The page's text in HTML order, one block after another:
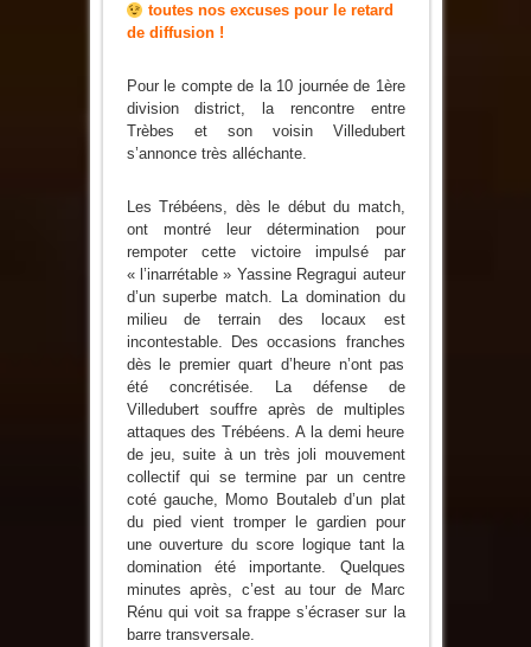
toutes nos excuses pour le retard
de diffusion !
Pour le compte de la 10 journée de 1ère
division district, la rencontre entre
Trèbes et son voisin Villedubert
s’annonce très alléchante.
Les Trébéens, dès le début du match,
ont montré leur détermination pour
rempoter cette victoire impulsé par
« l’inarrétable » Yassine Regragui auteur
d’un superbe match. La domination du
milieu de terrain des locaux est
incontestable. Des occasions franches
dès le premier quart d’heure n’ont pas
été concrétisée. La défense de
Villedubert souffre après de multiples
attaques des Trébéens. A la demi heure
de jeu, suite à un très joli mouvement
collectif qui se termine par un centre
coté gauche, Momo Boutaleb d’un plat
du pied vient tromper le gardien pour
une ouverture du score logique tant la
domination été importante. Quelques
minutes après, c’est au tour de Marc
Rénu qui voit sa frappe s’écraser sur la
barre transversale.